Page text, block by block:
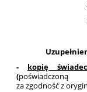
- kopię
(poświadczoną
za zgodność z